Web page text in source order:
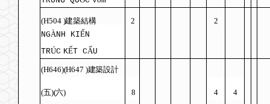
(H504 )建築結構 2
2
NGÀNH KIẾN
TRÚC KẾT CẤU
(H646)(H647 )建築設計
(五)(六) 8 4
4